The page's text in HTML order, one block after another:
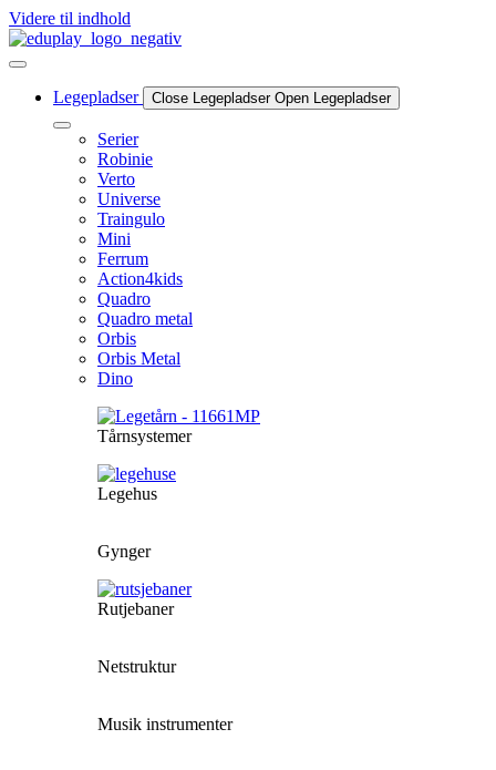
Videre til indhold
Legepladser Close Legepladser Open Legepladser
Serier
Robinie
Verto
Universe
Traingulo
Mini
Ferrum
Action4kids
Quadro
Quadro metal
Orbis
Orbis Metal
Dino
Tårnsystemer
Legehus
Gynger
Rutjebaner
Netstruktur
Musik instrumenter